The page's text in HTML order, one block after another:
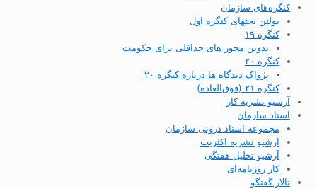
کنگره‌های سازمان
بولتن بحثهای کنگره اول
کنگره ۱۹
تدوین محور های حداقلی برای حکومت
کنگره ۲۰
پژواک دیدگاه ها درباره کنگره ۲۰
کنگره ۲۱ (فوق‌العاده)
آرشیو نشریه کار
اسناد سازمان
مجموعه اسناد درونی سازمان
آرشیو نشریه اکثریت
آرشیو تحلیل هفتگی
کار روزنامه‌ای
تالار گفتگو